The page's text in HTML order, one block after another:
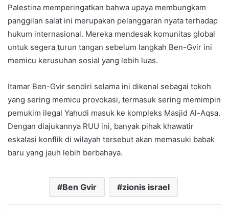
Palestina memperingatkan bahwa upaya membungkam
panggilan salat ini merupakan pelanggaran nyata terhadap
hukum internasional. Mereka mendesak komunitas global
untuk segera turun tangan sebelum langkah Ben-Gvir ini
memicu kerusuhan sosial yang lebih luas.
Itamar Ben-Gvir sendiri selama ini dikenal sebagai tokoh
yang sering memicu provokasi, termasuk sering memimpin
pemukim ilegal Yahudi masuk ke kompleks Masjid Al-Aqsa.
Dengan diajukannya RUU ini, banyak pihak khawatir
eskalasi konflik di wilayah tersebut akan memasuki babak
baru yang jauh lebih berbahaya.
Ben Gvir zionis israel